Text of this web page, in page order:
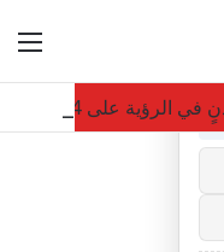
بمنطقة مكة المكرمة